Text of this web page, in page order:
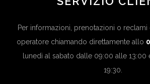
Per informazioni, prenotazioni o reclami
operatore chiamando direttamente allo
lunedì al sabato dalle 09:00 alle 13:00
19:30.